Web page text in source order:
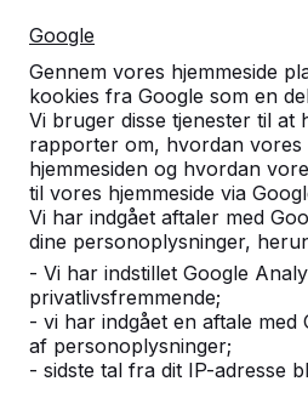
Google
Gennem vores hjemmeside
kookies fra Google som en
Vi bruger disse tjenester til at
rapporter om, hvordan vores
hjemmesiden og hvordan
til vores hjemmeside via
Vi har indgået aftaler med
dine personoplysninger,
- Vi har indstillet Google
privatlivsfremmende;
- vi har indgået en aftale med
af personoplysninger;
- sidste tal fra dit IP-adresse
DKK 30.000,00
ekskl.
2. produkt og opefter for
5%rabat!
Farve
Antal